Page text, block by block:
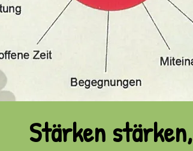
Stärken stärken,